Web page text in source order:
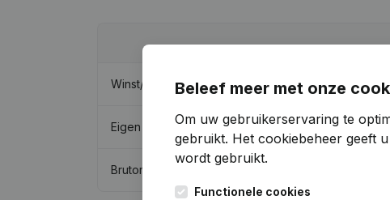
Winst/Verlies
Eigen vermogen
Brutomarge
Beleef meer met onze
Om uw gebruikerservaring te
gebruikt. Het cookiebeheer geeft
wordt gebruikt.
Functionele cookies